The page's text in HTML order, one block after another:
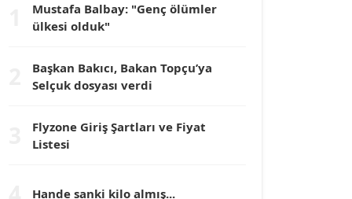
Dr. HAKAN TARTAN
Köşe Yazarı
Köşe Yazarı
Mustafa Balbay: "Genç ölümler
ülkesi olduk"
Başkan Bakıcı, Bakan Topçu’ya
Selçuk dosyası verdi
Flyzone Giriş Şartları ve Fiyat
Listesi
Hande sanki kilo almış...